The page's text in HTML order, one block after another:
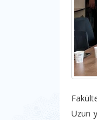
Uzun